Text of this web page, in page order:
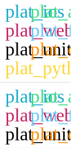
plat_ios
plat_web
plat_ios
plat_web